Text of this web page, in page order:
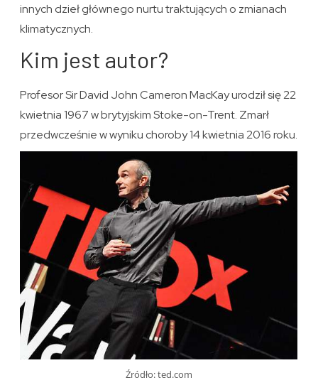
innych dzieł głównego nurtu traktujących o zmianach
klimatycznych.
Kim jest autor?
Profesor Sir David John Cameron MacKay urodził się 22
kwietnia 1967 w brytyjskim Stoke-on-Trent. Zmarł
przedwcześnie w wyniku choroby 14 kwietnia 2016 roku.
Źródło: ted.com